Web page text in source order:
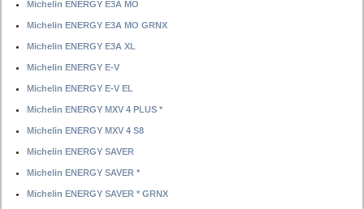
Michelin ENERGY E3A MO
Michelin ENERGY E3A MO GRNX
Michelin ENERGY E3A XL
Michelin ENERGY E-V
Michelin ENERGY E-V EL
Michelin ENERGY MXV 4 PLUS *
Michelin ENERGY MXV 4 S8
Michelin ENERGY SAVER
Michelin ENERGY SAVER *
Michelin ENERGY SAVER * GRNX